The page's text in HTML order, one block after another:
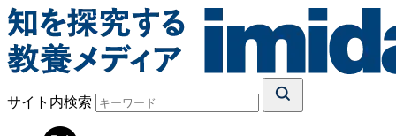
サイト内検索